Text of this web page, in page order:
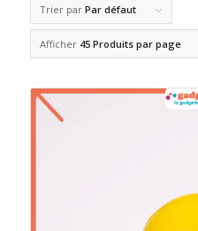
Trier par Par défaut
Afficher 45 Produits par page